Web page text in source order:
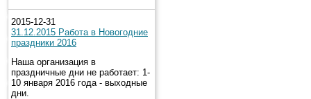
2015-12-31
31.12.2015 Работа в Новогодние
праздники 2016
Наша организация в
праздничные дни не работает: 1-
10 января 2016 года - выходные
дни.